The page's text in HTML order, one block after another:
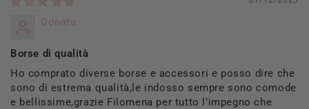
Donata
Borse di qualità
Ho comprato diverse borse e accessori e posso dire che
sono di estrema qualità,le indosso sempre sono comode
e bellissime,grazie Filomena per tutto l’impegno che